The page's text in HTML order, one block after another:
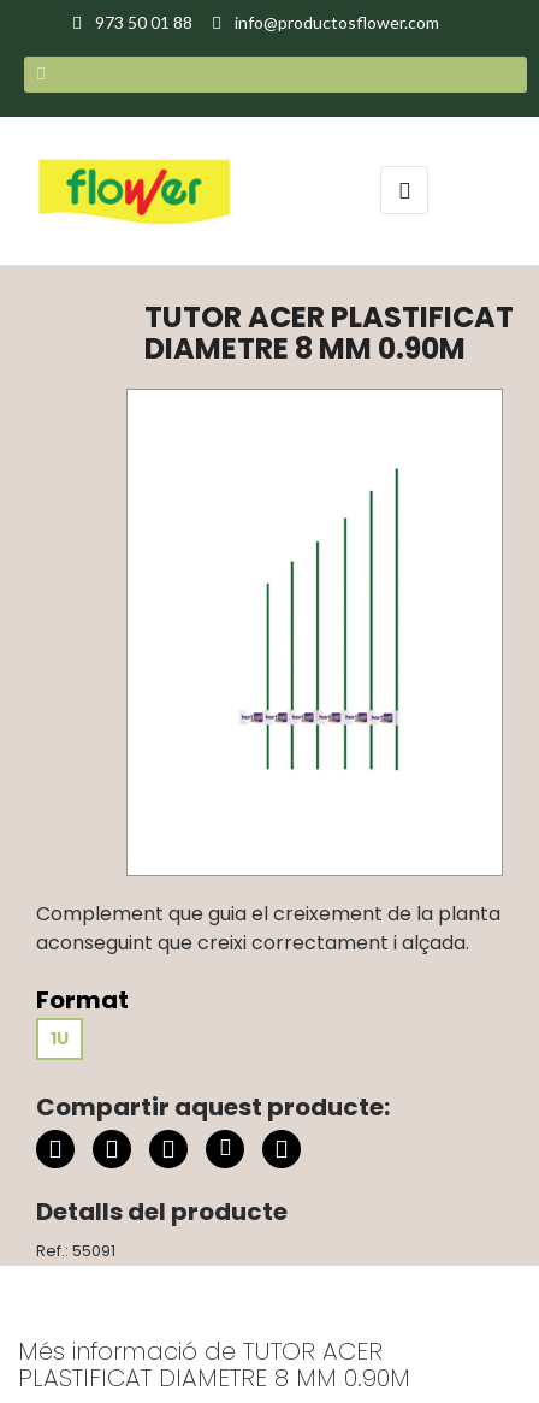
973 50 01 88 info@productosflower.com
Toggle
navigation
☰
TUTOR ACER PLASTIFICAT
DIAMETRE 8 MM 0.90M
Complement que guia el creixement de la planta
aconseguint que creixi correctament i alçada.
Format
1U
Compartir aquest producte:
Detalls del producte
Ref.: 55091
Més informació de TUTOR ACER
PLASTIFICAT DIAMETRE 8 MM 0.90M